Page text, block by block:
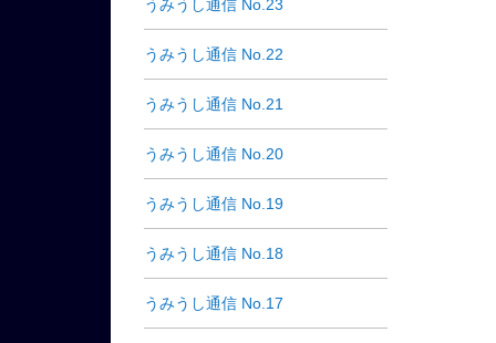
うみうし通信 No.23
うみうし通信 No.22
うみうし通信 No.21
うみうし通信 No.20
うみうし通信 No.19
うみうし通信 No.18
うみうし通信 No.17